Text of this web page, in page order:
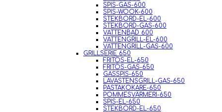
SPIS-GAS-600
SPIS-WOOK-600
STEKBORD-EL-600
STEKBORD-GAS-600
VATTENBAD 600
VATTENGRILL-EL-600
VATTENGRILL-GAS-600
GRILLSERIE 650
FRITÖS-EL-650
FRITÖS-GAS-650
GASSPIS-650
LAVASTENSGRILL-GAS-650
PASTAKOKARE-650
POMMESVÄRMERI-650
SPIS-EL-650
STEKBORD-EL-650